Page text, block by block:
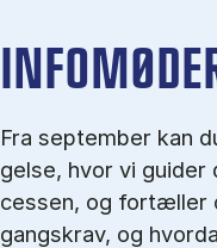
Fra september kan
gel­se, hvor vi
ces­sen, og for­tæl­ler
gangs­krav, og